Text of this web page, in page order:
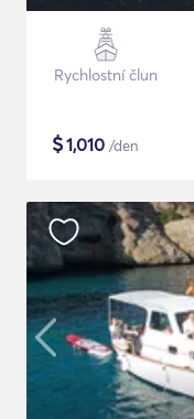
Rychlostní člun
$1,010 /den